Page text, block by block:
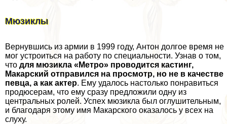
Мюзиклы
Вернувшись из армии в 1999 году, Антон долгое время не
мог устроиться на работу по специальности. Узнав о том,
что для мюзикла «Метро» проводится кастинг,
Макарский отправился на просмотр, но не в качестве
певца, а как актер. Ему удалось настолько понравиться
продюсерам, что ему сразу предложили одну из
центральных ролей. Успех мюзикла был оглушительным,
и благодаря этому имя Макарского оказалось у всех на
слуху.